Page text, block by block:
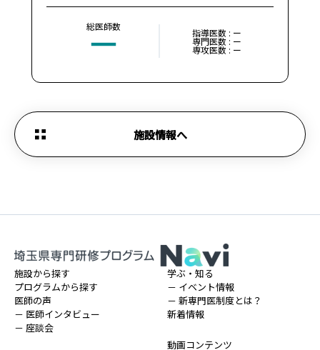
総医師数
ー 指導医数 : ー
専門医数 : ー
専攻医数 : ー
施設情報へ
施設から探す
プログラムから探す
医師の声
－ 医師インタビュー
－ 座談会
学ぶ・知る
－ イベント情報
－ 新専門医制度とは？
新着情報
動画コンテンツ